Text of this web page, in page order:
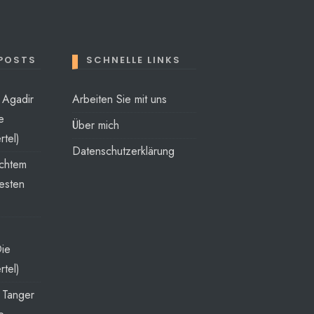
SCHNELLE LINKS
Arbeiten Sie mit uns
Über mich
Datenschutzerklärung